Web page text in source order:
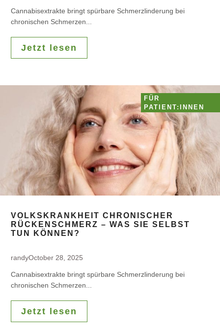
Cannabisextrakte bringt spürbare Schmerzlinderung bei
chronischen Schmerzen...
Jetzt lesen
VOLKSKRANKHEIT CHRONISCHER
RÜCKENSCHMERZ – WAS SIE SELBST
TUN KÖNNEN?
randyOctober 28, 2025
Cannabisextrakte bringt spürbare Schmerzlinderung bei
chronischen Schmerzen...
Jetzt lesen
FÜR
PATIENT:INNEN